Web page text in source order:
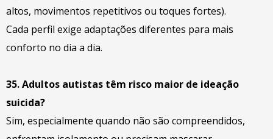
altos, movimentos repetitivos ou toques fortes).
Cada perfil exige adaptações diferentes para mais
conforto no dia a dia.
35. Adultos autistas têm risco maior de ideação
suicida?
Sim, especialmente quando não são compreendidos,